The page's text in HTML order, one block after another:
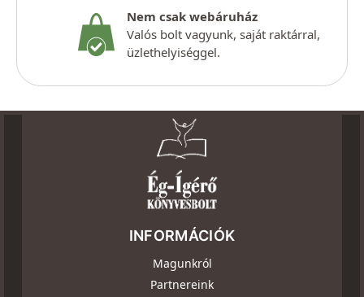
Nem csak webáruház
Valós bolt vagyunk, saját raktárral,
üzlethelyiséggel.
INFORMÁCIÓK
Magunkról
Partnereink